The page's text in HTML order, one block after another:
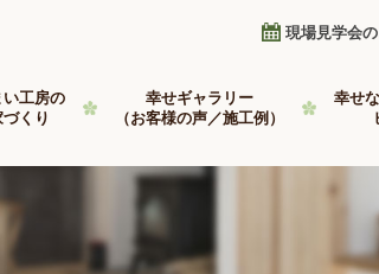
現場見学会
い工房の
づくり
幸せギャラリー
（お客様の声／施工例）
幸せ